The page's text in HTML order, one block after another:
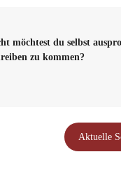
möchtest du selbst
zu kommen?
Aktuelle